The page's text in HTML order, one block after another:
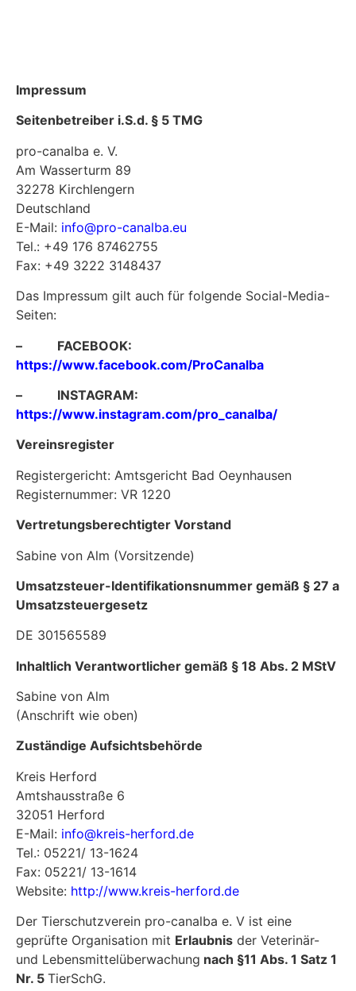
Impressum
Seitenbetreiber i.S.d. § 5 TMG
pro-canalba e. V.
Am Wasserturm 89
32278 Kirchlengern
Deutschland
E-Mail: info@pro-canalba.eu
Tel.: +49 176 87462755
Fax: +49 3222 3148437
Das Impressum gilt auch für folgende Social-Media-
Seiten:
– FACEBOOK:
https://www.facebook.com/ProCanalba
– INSTAGRAM:
https://www.instagram.com/pro_canalba/
Vereinsregister
Registergericht: Amtsgericht Bad Oeynhausen
Registernummer: VR 1220
Vertretungsberechtigter Vorstand
Sabine von Alm (Vorsitzende)
Umsatzsteuer-Identifikationsnummer gemäß § 27 a
Umsatzsteuergesetz
DE 301565589
Inhaltlich Verantwortlicher gemäß § 18 Abs. 2 MStV
Sabine von Alm
(Anschrift wie oben)
Zuständige Aufsichtsbehörde
Kreis Herford
Amtshausstraße 6
32051 Herford
E-Mail: info@kreis-herford.de
Tel.: 05221/ 13-1624
Fax: 05221/ 13-1614
Website: http://www.kreis-herford.de
Der Tierschutzverein pro-canalba e. V ist eine
geprüfte Organisation mit Erlaubnis der Veterinär-
und Lebensmittelüberwachung nach §11 Abs. 1 Satz 1
Nr. 5 TierSchG.